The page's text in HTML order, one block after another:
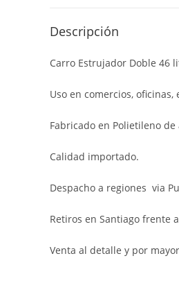
Descripción
Carro Estrujador Doble 46
Uso en comercios,
Fabricado en Polietileno
Calidad importado.
Despacho a regiones via
Retiros en Santiago frente
Venta al detalle y por